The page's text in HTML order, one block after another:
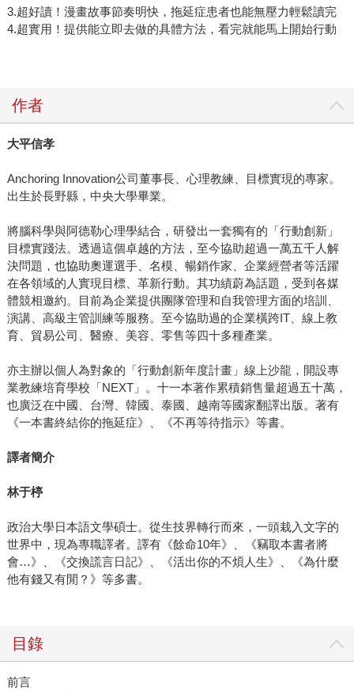
3.超好讀！漫畫故事節奏明快，拖延症患者也能無壓力輕鬆讀完
4.超實用！提供能立即去做的具體方法，看完就能馬上開始行動
作者
大平信孝
Anchoring Innovation公司董事長、心理教練、目標實現的專家。
出生於長野縣，中央大學畢業。
將腦科學與阿德勒心理學結合，研發出一套獨有的「行動創新」
目標實踐法。透過這個卓越的方法，至今協助超過一萬五千人解
決問題，也協助奧運選手、名模、暢銷作家、企業經營者等活躍
在各領域的人實現目標、革新行動。其功績蔚為話題，受到各媒
體競相邀約。目前為企業提供團隊管理和自我管理方面的培訓、
演講、高級主管訓練等服務。至今協助過的企業橫跨IT、線上教
育、貿易公司、醫療、美容、零售等四十多種產業。
亦主辦以個人為對象的「行動創新年度計畫」線上沙龍，開設專
業教練培育學校「NEXT」。十一本著作累積銷售量超過五十萬，
也廣泛在中國、台灣、韓國、泰國、越南等國家翻譯出版。著有
《一本書終結你的拖延症》、《不再等待指示》等書。
譯者簡介
林于楟
政治大學日本語文學碩士。從生技界轉行而來，一頭栽入文字的
世界中，現為專職譯者。譯有《餘命10年》、《竊取本書者將
會…》、《交換謊言日記》、《活出你的不煩人生》、《為什麼
他有錢又有閒？》等多書。
目錄
前言